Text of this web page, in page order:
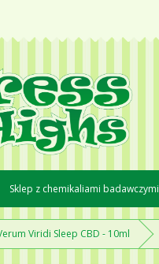
Sklep z chemikaliami badawczymi
Viridi Sleep CBD - 10ml